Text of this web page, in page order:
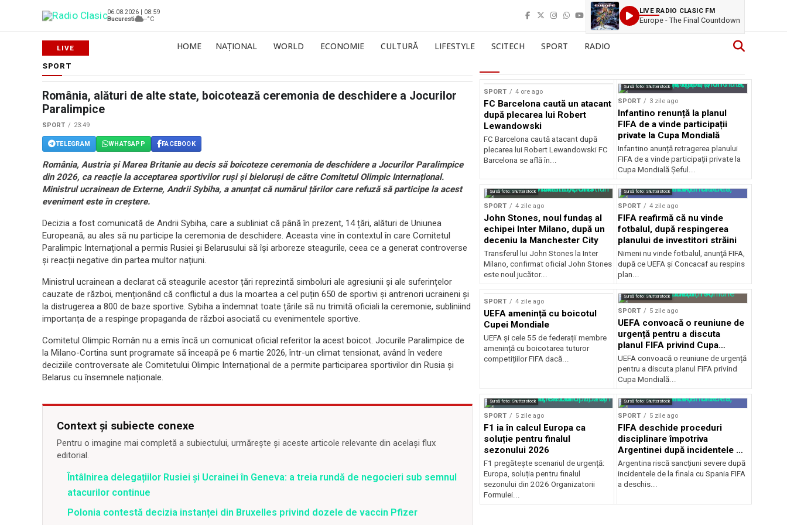
06.08.2026 | 08:59
Bucuresti
--°C
LIVE RADIO CLASIC FM
Europe - The Final Countdown
HOME NAȚIONAL WORLD ECONOMIE CULTURĂ LIFESTYLE SCITECH SPORT RADIO
SPORT
România, alături de alte state, boicotează ceremonia de deschidere a Jocurilor
Paralimpice
SPORT 23:49
TELEGRAM WHATSAPP FACEBOOK
România, Austria și Marea Britanie au decis să boicoteze ceremonia de deschidere a Jocurilor Paralimpice
din 2026, ca reacție la acceptarea sportivilor ruși și bieloruși de către Comitetul Olimpic Internațional.
Ministrul ucrainean de Externe, Andrii Sybiha, a anunțat că numărul țărilor care refuză să participe la acest
eveniment este în creștere.
Decizia a fost comunicată de Andrii Sybiha, care a subliniat că până în prezent, 14 țări, alături de Uniunea
Europeană, au ales să nu participe la ceremonia de deschidere. Aceasta vine în contextul în care Comitetul
Paralimpic Internațional a permis Rusiei și Belarusului să își arboreze steagurile, ceea ce a generat controverse
și reacții negative din partea multor națiuni.
Ministrul ucrainean a declarat că steagurile acestor țări reprezintă simboluri ale agresiunii și ale suferințelor
cauzate de război, menționând că conflictul a dus la moartea a cel puțin 650 de sportivi și antrenori ucraineni și
la distrugerea a 800 de baze sportive. Sybiha a îndemnat toate țările să nu trimită oficiali la ceremonie, subliniind
importanța de a respinge propaganda de război asociată cu evenimentele sportive.
Comitetul Olimpic Român nu a emis încă un comunicat oficial referitor la acest boicot. Jocurile Paralimpice de
la Milano-Cortina sunt programate să înceapă pe 6 martie 2026, într-un climat tensionat, având în vedere
deciziile controversate ale Comitetului Olimpic Internațional de a permite participarea sportivilor din Rusia și
Belarus cu însemnele naționale.
Context și subiecte conexe
Pentru o imagine mai completă a subiectului, urmărește și aceste articole relevante din același flux
editorial.
Întâlnirea delegațiilor Rusiei și Ucrainei în Geneva: a treia rundă de negocieri sub semnul
atacurilor continue
Polonia contestă decizia instanței din Bruxelles privind dozele de vaccin Pfizer
SPORT 4 ore ago
FC Barcelona caută un atacant
după plecarea lui Robert
Lewandowski
FC Barcelona caută atacant după
plecarea lui Robert Lewandowski FC
Barcelona se află în...
Sursă foto: Shutterstock
SPORT 3 zile ago
Infantino renunță la planul
FIFA de a vinde participații
private la Cupa Mondială
Infantino anunță retragerea planului
FIFA de a vinde participații private la
Cupa Mondială Șeful...
Sursă foto: Shutterstock
SPORT 4 zile ago
John Stones, noul fundaș al
echipei Inter Milano, după un
deceniu la Manchester City
Transferul lui John Stones la Inter
Milano, confirmat oficial John Stones
este noul jucător...
Sursă foto: Shutterstock
SPORT 4 zile ago
FIFA reafirmă că nu vinde
fotbalul, după respingerea
planului de investitori străini
Nimeni nu vinde fotbalul, anunţă FIFA,
după ce UEFA şi Concacaf au respins
plan...
SPORT 4 zile ago
UEFA amenință cu boicotul
Cupei Mondiale
UEFA și cele 55 de federații membre
amenință cu boicotarea tuturor
competițiilor FIFA dacă...
Sursă foto: Shutterstock
SPORT 5 zile ago
UEFA convoacă o reuniune de
urgență pentru a discuta
planul FIFA privind Cupa
Mondială
UEFA convoacă o reuniune de urgență
pentru a discuta planul FIFA privind
Cupa Mondială...
Sursă foto: Shutterstock
SPORT 5 zile ago
F1 ia în calcul Europa ca
soluție pentru finalul
sezonului 2026
F1 pregătește scenariul de urgență:
Europa, soluția pentru finalul
sezonului din 2026 Organizatorii
Formulei...
Sursă foto: Shutterstock
SPORT 5 zile ago
FIFA deschide proceduri
disciplinare împotriva
Argentinei după incidentele de
la finala cu Spania
Argentina riscă sancțiuni severe după
incidentele de la finala cu Spania FIFA
a deschis...